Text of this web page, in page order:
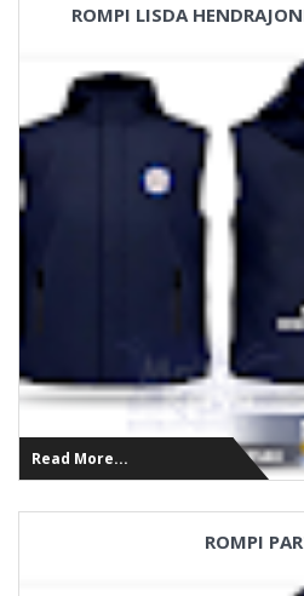
ROMPI LISDA
Read More...
ROMPI